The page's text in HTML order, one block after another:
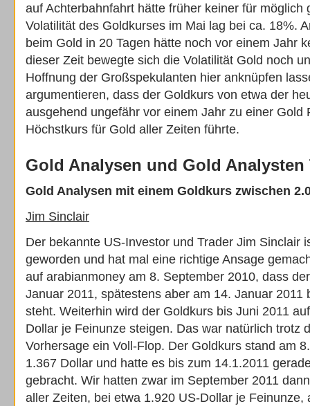
auf Achterbahnfahrt hätte früher keiner für möglich
Volatilität des Goldkurses im Mai lag bei ca. 18%.
beim Gold in 20 Tagen hätte noch vor einem Jahr
dieser Zeit bewegte sich die Volatilität Gold noch
Hoffnung der Großspekulanten hier anknüpfen
argumentieren, dass der Goldkurs von etwa der
ausgehend ungefähr vor einem Jahr zu einer Gold
Höchstkurs für Gold aller Zeiten führte.
Gold Analysen und Gold Analysten
Gold Analysen mit einem Goldkurs zwischen
Jim Sinclair
Der bekannte US-Investor und Trader Jim Sinclair
geworden und hat mal eine richtige Ansage
auf arabianmoney am 8. September 2010, dass
Januar 2011, spätestens aber am 14. Januar 2011
steht. Weiterhin wird der Goldkurs bis Juni 2011
Dollar je Feinunze steigen. Das war natürlich trotz
Vorhersage ein Voll-Flop. Der Goldkurs stand am
1.367 Dollar und hatte es bis zum 14.1.2011
gebracht. Wir hatten zwar im September 2011
aller Zeiten, bei etwa 1.920 US-Dollar je Feinunze,